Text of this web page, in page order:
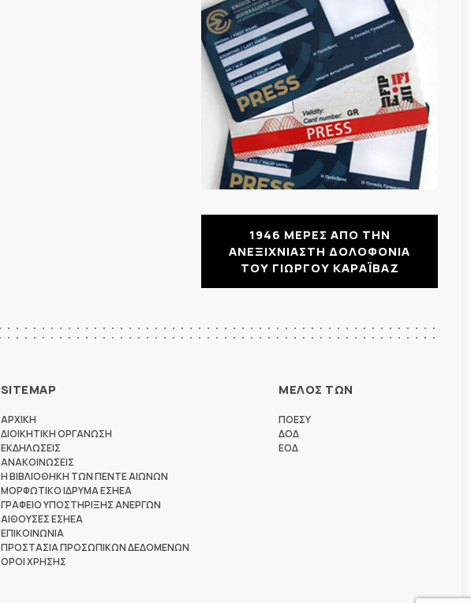
1946 ΜΕΡΕΣ ΑΠΟ ΤΗΝ
ΑΝΕΞΙΧΝΙΑΣΤΗ ΔΟΛΟΦΟΝΙΑ
ΤΟΥ ΓΙΩΡΓΟΥ ΚΑΡΑΪΒΑΖ
SITEMAP
ΑΡΧΙΚΗ
ΔΙΟΙΚΗΤΙΚΗ ΟΡΓΑΝΩΣΗ
ΕΚΔΗΛΩΣΕΙΣ
ΑΝΑΚΟΙΝΩΣΕΙΣ
Η ΒΙΒΛΙΟΘΗΚΗ ΤΩΝ ΠΕΝΤΕ ΑΙΩΝΩΝ
ΜΟΡΦΩΤΙΚΟ ΙΔΡΥΜΑ ΕΣΗΕΑ
ΓΡΑΦΕΙΟ ΥΠΟΣΤΗΡΙΞΗΣ ΑΝΕΡΓΩΝ
ΑΙΘΟΥΣΕΣ ΕΣΗΕΑ
ΕΠΙΚΟΙΝΩΝΙΑ
ΠΡΟΣΤΑΣΙΑ ΠΡΟΣΩΠΙΚΩΝ ΔΕΔΟΜΕΝΩΝ
ΟΡΟΙ ΧΡΗΣΗΣ
ΜΕΛΟΣ ΤΩΝ
ΠΟΕΣΥ
ΔΟΔ
ΕΟΔ